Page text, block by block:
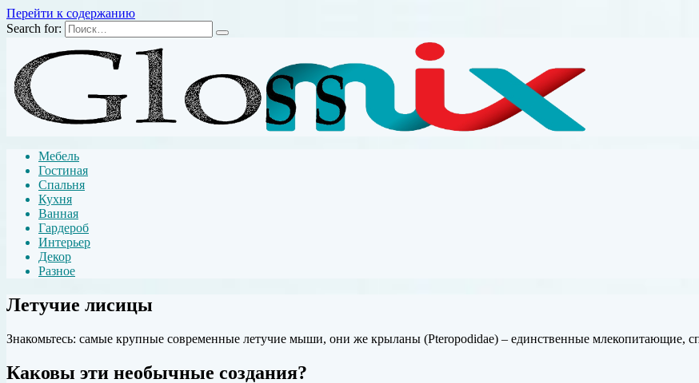
Перейти к содержанию
Search for:
Мебель
Гостиная
Спальня
Кухня
Ванная
Гардероб
Интерьер
Декор
Разное
Летучие лисицы
Знакомьтесь: самые крупные современные летучие мыши, они же крыланы (Pteropodidae) – единственные млекопитающие,
Каковы эти необычные создания?